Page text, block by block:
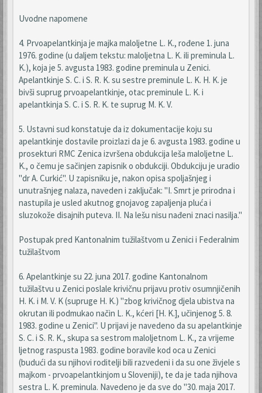
Uvodne napomene
4. Prvoapelantkinja je majka maloljetne L. K., rođene 1. juna
1976. godine (u daljem tekstu: maloljetna L. K. ili preminula L.
K.), koja je 5. avgusta 1983. godine preminula u Zenici.
Apelantkinje S. C. i S. R. K. su sestre preminule L. K. H. K. je
bivši suprug prvoapelantkinje, otac preminule L. K. i
apelantkinja S. C. i S. R. K. te suprug M. K. V.
5. Ustavni sud konstatuje da iz dokumentacije koju su
apelantkinje dostavile proizlazi da je 6. avgusta 1983. godine u
prosekturi RMC Zenica izvršena obdukcija leša maloljetne L.
K., o čemu je sačinjen zapisnik o obdukciji. Obdukciju je uradio
"dr A. Curkić". U zapisniku je, nakon opisa spoljašnjeg i
unutrašnjeg nalaza, naveden i zaključak: "I. Smrt je prirodna i
nastupila je usled akutnog gnojavog zapaljenja pluća i
sluzokože disajnih puteva. II. Na lešu nisu nađeni znaci nasilja."
Postupak pred Kantonalnim tužilaštvom u Zenici i Federalnim
tužilaštvom
6. Apelantkinje su 22. juna 2017. godine Kantonalnom
tužilaštvu u Zenici poslale krivičnu prijavu protiv osumnjičenih
H. K. i M. V. K (supruge H. K.) "zbog krivičnog djela ubistva na
okrutan ili podmukao način L. K., kćeri [H. K.], učinjenog 5. 8.
1983. godine u Zenici". U prijavi je navedeno da su apelantkinje
S. C. i S. R. K., skupa sa sestrom maloljetnom L. K., za vrijeme
ljetnog raspusta 1983. godine boravile kod oca u Zenici
(budući da su njihovi roditelji bili razvedeni i da su one živjele s
majkom - prvoapelantkinjom u Sloveniji), te da je tada njihova
sestra L. K. preminula. Navedeno je da sve do "30. maja 2017.